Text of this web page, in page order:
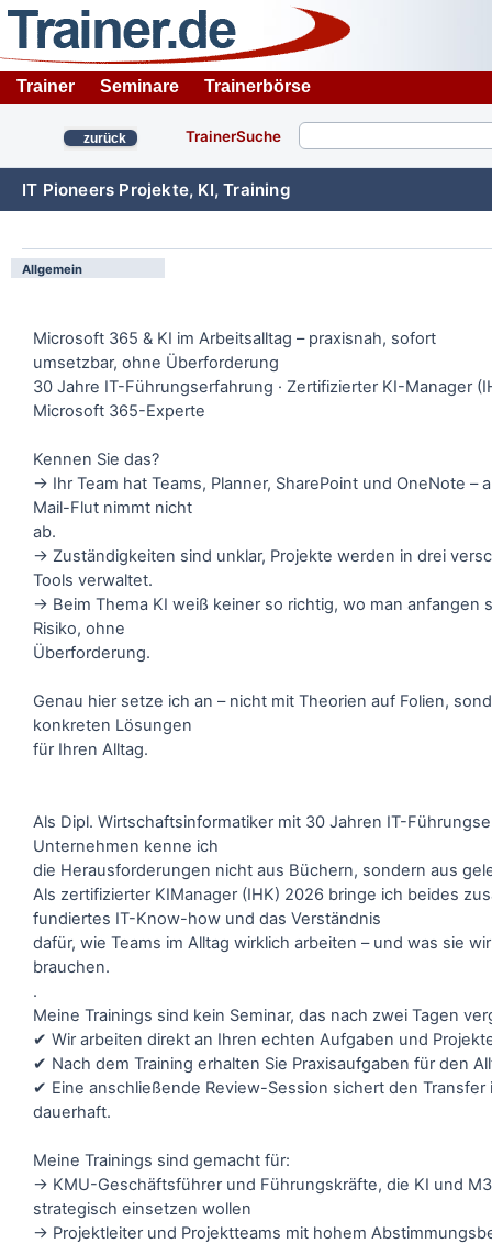
Trainer Seminare Trainerbörse
zurück TrainerSuche
IT Pioneers Projekte, KI, Training
Allgemein
Microsoft 365 & KI im Arbeitsalltag – praxisnah, sofort
umsetzbar, ohne Überforderung
30 Jahre IT-Führungserfahrung · Zertifizierter KI-Manager
Microsoft 365-Experte
Kennen Sie das?
→ Ihr Team hat Teams, Planner, SharePoint und OneNote –
Mail-Flut nimmt nicht
ab.
→ Zuständigkeiten sind unklar, Projekte werden in drei
Tools verwaltet.
→ Beim Thema KI weiß keiner so richtig, wo man anfangen
Risiko, ohne
Überforderung.
Genau hier setze ich an – nicht mit Theorien auf Folien,
konkreten Lösungen
für Ihren Alltag.
Als Dipl. Wirtschaftsinformatiker mit 30 Jahren IT-
Unternehmen kenne ich
die Herausforderungen nicht aus Büchern, sondern aus
Als zertifizierter KIManager (IHK) 2026 bringe ich beides
fundiertes IT-Know-how und das Verständnis
dafür, wie Teams im Alltag wirklich arbeiten – und was sie
brauchen.
.
Meine Trainings sind kein Seminar, das nach zwei Tagen
✔ Wir arbeiten direkt an Ihren echten Aufgaben und
✔ Nach dem Training erhalten Sie Praxisaufgaben für den
✔ Eine anschließende Review-Session sichert den Transfer
dauerhaft.
Meine Trainings sind gemacht für:
→ KMU-Geschäftsführer und Führungskräfte, die KI und
strategisch einsetzen wollen
→ Projektleiter und Projektteams mit hohem